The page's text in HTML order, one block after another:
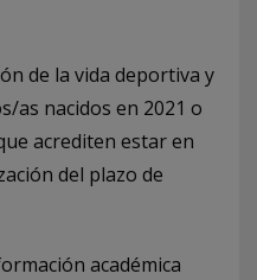
de la vida deportiva y
as nacidos en 2021 o
acrediten estar en
del plazo de
académica